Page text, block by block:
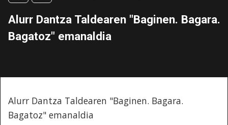
Alurr Dantza Taldearen "Baginen. Bagara.
Bagatoz" emanaldia
Alurr Dantza Taldearen "Baginen. Bagara.
Bagatoz" emanaldia